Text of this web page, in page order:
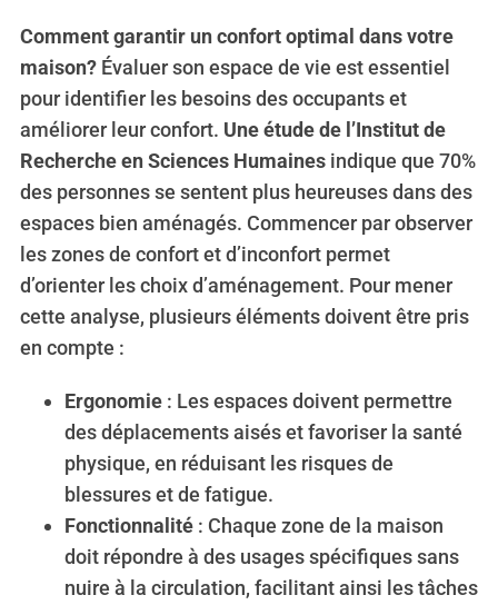
Comment garantir un confort optimal dans votre
maison?Évaluer son espace de vie est essentiel
pour identifier les besoins des occupants et
améliorer leur confort. Une étude de l’Institut de
Recherche en Sciences Humainesindique que 70%
des personnes se sentent plus heureuses dans des
espaces bien aménagés. Commencer par observer
les zones de confort et d’inconfort permet
d’orienter les choix d’aménagement. Pour mener
cette analyse, plusieurs éléments doivent être pris
en compte :
Ergonomie: Les espaces doivent permettre
des déplacements aisés et favoriser la santé
physique, en réduisant les risques de
blessures et de fatigue.
Fonctionnalité: Chaque zone de la maison
doit répondre à des usages spécifiques sans
nuire à la circulation, facilitant ainsi les tâches